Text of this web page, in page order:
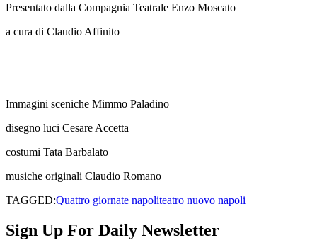
Presentato dalla Compagnia Teatrale Enzo Moscato
a cura di Claudio Affinito
Immagini sceniche Mimmo Paladino
disegno luci Cesare Accetta
costumi Tata Barbalato
musiche originali Claudio Romano
TAGGED:Quattro giornate napoliteatro nuovo napoli
Sign Up For Daily Newsletter